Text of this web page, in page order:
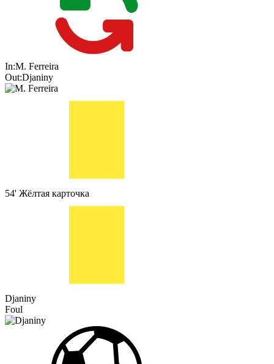
In:M. Ferreira
Out:Djaniny
54' Жёлтая карточка
Djaniny
Foul